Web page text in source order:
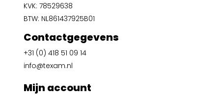
KVK: 78529638
BTW: NL861437925B01
Contactgegevens
+31 (0) 418 51 09 14
info@texam.nl
Mijn account